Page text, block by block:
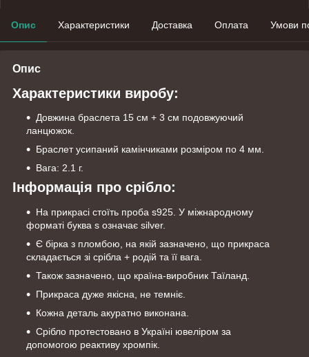
Опис Характеристики Доставка Оплата Умови
Опис
Характеристики виробу:
Довжина браслета 15 см + 3 см подовжуючий
ланцюжок.
Браслет усипаний камінчиками розміром по 4 мм.
Вага: 2.1 г.
Інформація про срібло:
На прикрасі стоїть проба s925. У міжнародному
форматі буква s означає silver.
Є бірка з пломбою, на якій зазначено, що прикраса
складається зі срібла + родій та її вага.
Також зазначено, що країна-виробник Таїланд.
Прикраса дуже якісна, не темніє.
Кожна деталь акуратно виконана.
Срібло протестовано в Україні ювеліром за
допомогою реактиву хромпік.